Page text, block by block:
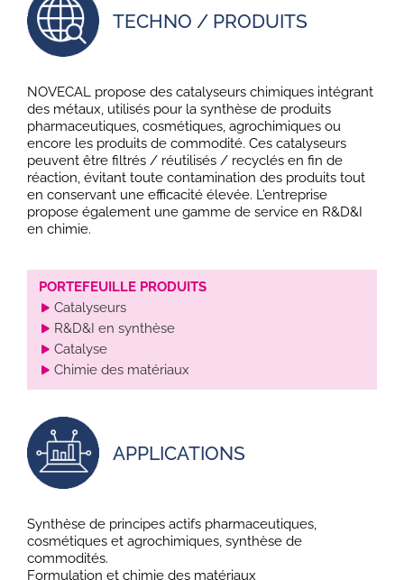
TECHNO / PRODUITS
NOVECAL propose des catalyseurs chimiques intégrant
des métaux, utilisés pour la synthèse de produits
pharmaceutiques, cosmétiques, agrochimiques ou
encore les produits de commodité. Ces catalyseurs
peuvent être filtrés / réutilisés / recyclés en fin de
réaction, évitant toute contamination des produits tout
en conservant une efficacité élevée. L’entreprise
propose également une gamme de service en R&D&I
en chimie.
PORTEFEUILLE PRODUITS
Catalyseurs
R&D&I en synthèse
Catalyse
Chimie des matériaux
APPLICATIONS
Synthèse de principes actifs pharmaceutiques,
cosmétiques et agrochimiques, synthèse de
commodités.
Formulation et chimie des matériaux